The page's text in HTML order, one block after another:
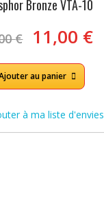
Bronze VTA-10
€ Le
prix
initial
était :
14,00 €.
11,00 €Le
au panier
à ma liste d'envies